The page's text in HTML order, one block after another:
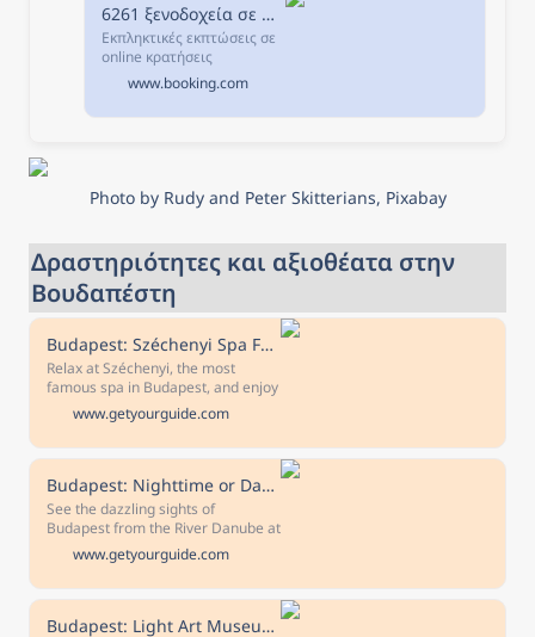
6261 ξενοδοχεία σε Βουδαπέστη, Ουγγαρία.
Εκπληκτικές εκπτώσεις σε
online κρατήσεις
ξενοδοχείων σε
Βουδαπέστη, Ουγγαρία.
Διαθεσιμότητα και
καλύτερο ξενοδοχείο για
τη διαμονή σας.
www.booking.com
Photo by Rudy and Peter Skitterians, Pixabay
Δραστηριότητες και αξιοθέατα στην
Βουδαπέστη
Budapest: Széchenyi Spa Full Day with Optional Pálinka Tour
Relax at Széchenyi, the most
famous spa in Budapest, and enjoy
an optional free interactive pálinka
spirits-tasting tour where you will
discover more of the history and
culture of Hungary. Free
cancellation Cancel up to 24 hours
in advance to receive a full refund
Reserve now & pay later Keep your
travel plans flexible - book your
spot and pay nothing today.
www.getyourguide.com
Budapest: Nighttime or Daytime Sightseeing Cruise
See the dazzling sights of
Budapest from the River Danube at
nighttime or daytime on a
sightseeing cruise. Admire
Budapest's most famous bridges
and take in panoramic views of the
city.
www.getyourguide.com
Budapest: Light Art Museum Admission Ticket